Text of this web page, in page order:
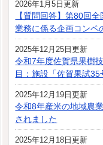
2026年1月5日更新
【質問回答】第80回
業務に係る企画コンペ
2025年12月25日更新
令和7年度佐賀県果樹
目：施設「佐賀果試
2025年12月19日更新
令和8年産米の地域農
されました
2025年12月18日更新